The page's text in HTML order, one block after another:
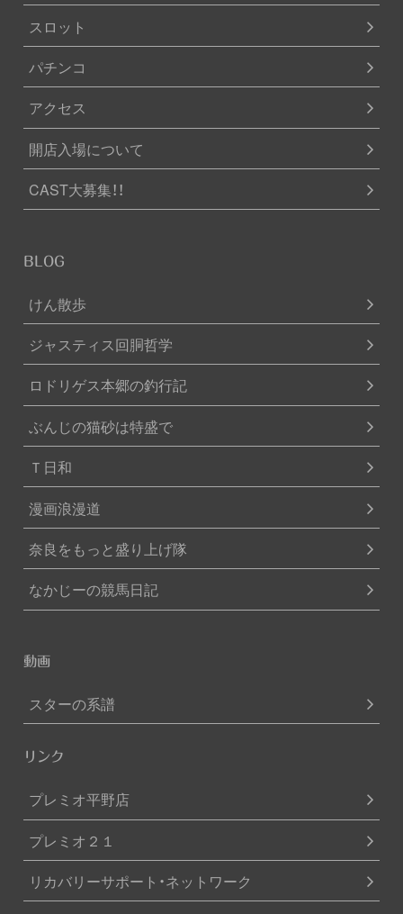
スロット
パチンコ
アクセス
開店入場について
CAST大募集！！
BLOG
けん散歩
ジャスティス回胴哲学
ロドリゲス本郷の釣行記
ぶんじの猫砂は特盛で
Ｔ日和
漫画浪漫道
奈良をもっと盛り上げ隊
なかじーの競馬日記
動画
スターの系譜
リンク
プレミオ平野店
プレミオ２１
リカバリーサポート・ネットワーク